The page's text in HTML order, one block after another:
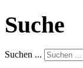
Suche
Suchen ...